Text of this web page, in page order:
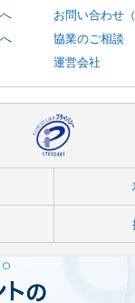
お問い合わせ
協業のご相談
運営会社